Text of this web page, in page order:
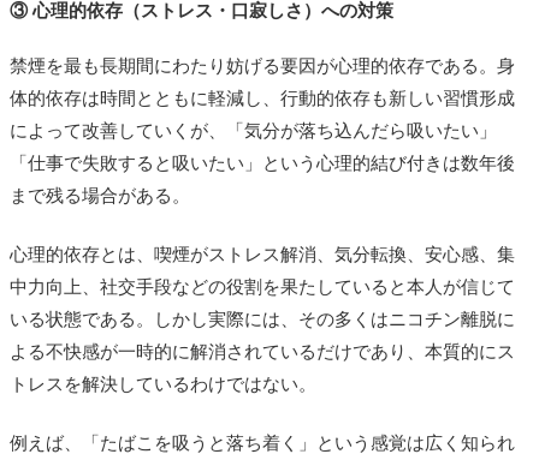
③ 心理的依存（ストレス・口寂しさ）への対策
禁煙を最も長期間にわたり妨げる要因が心理的依存である。身
体的依存は時間とともに軽減し、行動的依存も新しい習慣形成
によって改善していくが、「気分が落ち込んだら吸いたい」
「仕事で失敗すると吸いたい」という心理的結び付きは数年後
まで残る場合がある。
心理的依存とは、喫煙がストレス解消、気分転換、安心感、集
中力向上、社交手段などの役割を果たしていると本人が信じて
いる状態である。しかし実際には、その多くはニコチン離脱に
よる不快感が一時的に解消されているだけであり、本質的にス
トレスを解決しているわけではない。
例えば、「たばこを吸うと落ち着く」という感覚は広く知られ